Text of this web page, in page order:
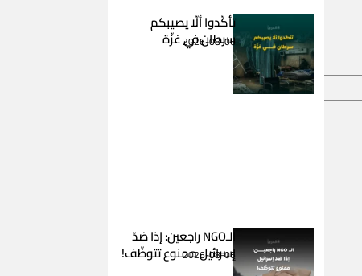
تأكّدوا ألّا يصيبكم
سرطان في غزّة
2026-08-06
الـNGO راجعين: إذا ضدّ
إسرائيل ممنوع تتوظّف!
2026-08-06